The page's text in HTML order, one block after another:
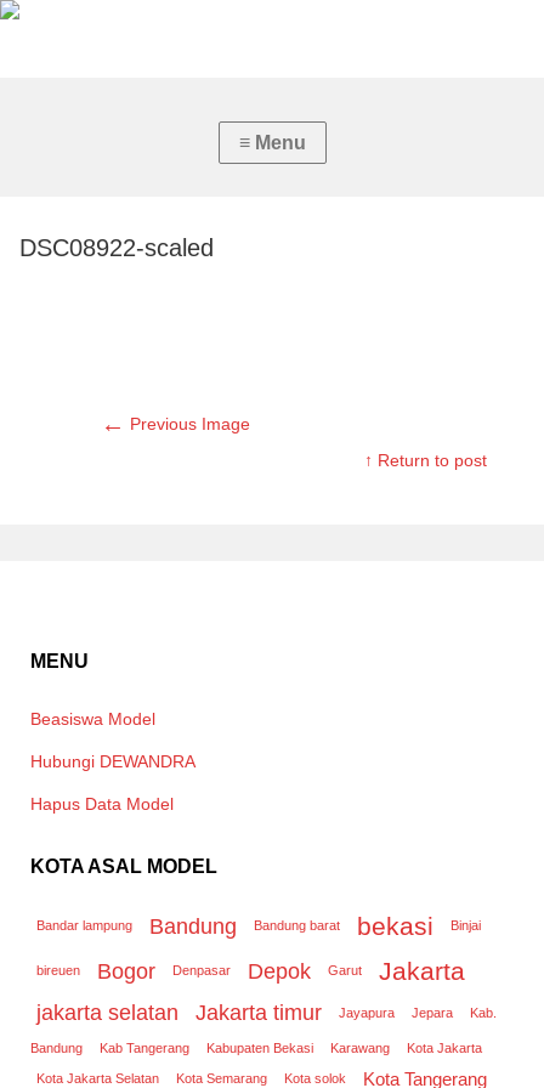
DSC08922-scaled
← Previous Image
↑ Return to post
MENU
Beasiswa Model
Hubungi DEWANDRA
Hapus Data Model
KOTA ASAL MODEL
Bandar lampung Bandung Bandung barat bekasi Binjai
bireuen Bogor Denpasar Depok Garut Jakarta
jakarta selatan Jakarta timur Jayapura Jepara Kab.
Bandung Kab Tangerang Kabupaten Bekasi Karawang Kota Jakarta
Kota Jakarta Selatan Kota Semarang Kota solok Kota Tangerang